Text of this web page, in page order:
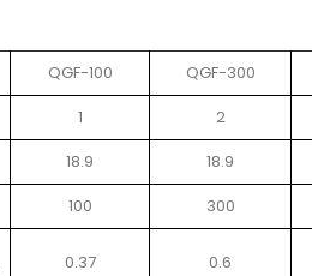
QGF-100
QGF-300
1
2
18.9
18.9
100
300
0.37 0.6